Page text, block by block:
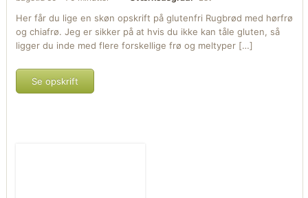
Her får du lige en skøn opskrift på glutenfri Rugbrød med hørfrø
og chiafrø. Jeg er sikker på at hvis du ikke kan tåle gluten, så
ligger du inde med flere forskellige frø og meltyper […]
Se opskrift